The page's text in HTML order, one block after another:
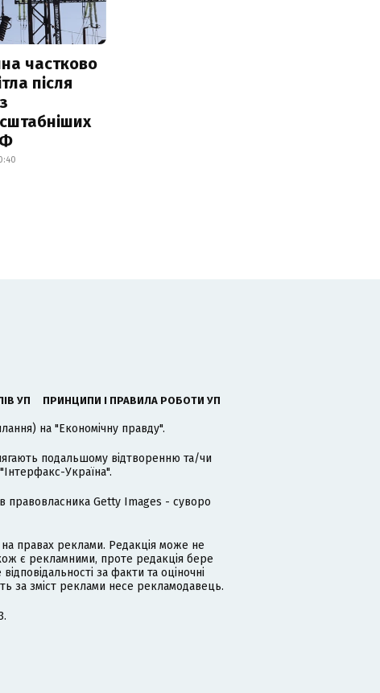
частково
після
УП ПРИНЦИПИ І ПРАВИЛА РОБОТИ УП
на "Економічну правду".
подальшому відтворенню та/чи
Україна".
правовласника Getty Images - суворо
правах реклами. Редакція може не
є рекламними, проте редакція бере
за факти та оціночні
за зміст реклами несе рекламодавець.